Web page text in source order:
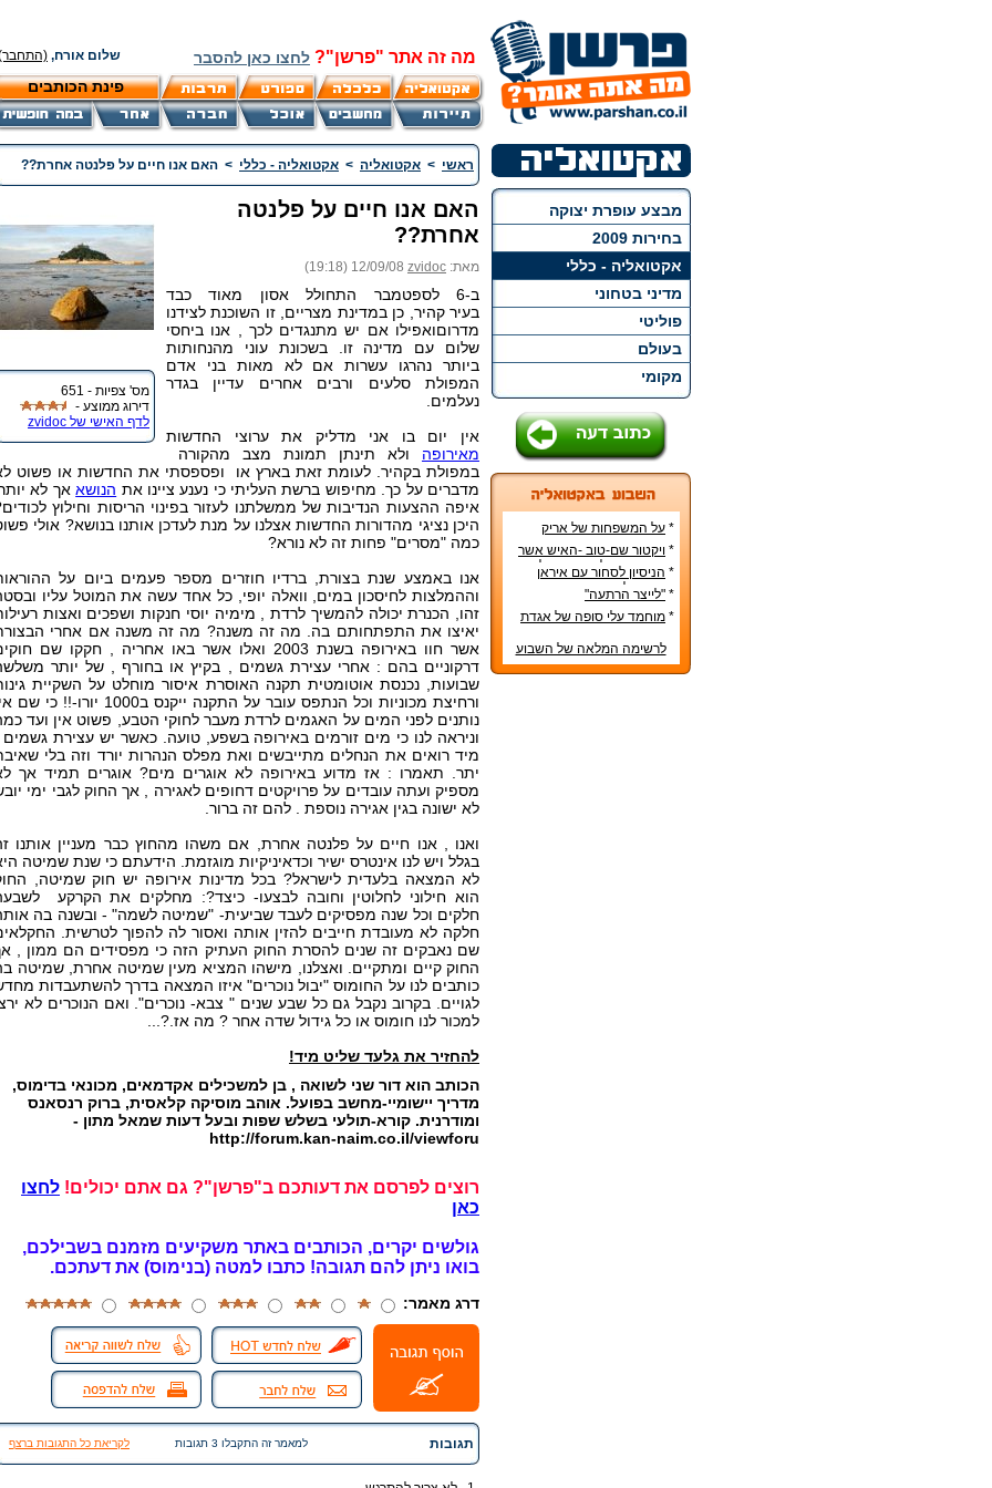
מה זה אתר "פרשן"? לחצו כאן להסבר שלום אורח,
פינת הכותבים
מבצע עופרת יצוקה
בחירות 2009
אקטואליה - כללי
מדיני בטחוני
פוליטי
בעולם
מקומי
* על המשפחות של אריק
איינשטיין ואורי זוהר
* ויקטור שם-טוב -האיש אשר
עיצב את מפלגת השמאל
מפ"ם
* הניסיון לסחור עם איראן
בדרכים לא-כשרות
* "לייצר הרתעה"
* מוחמד עלי סופה של אגדת
לרשימה המלאה של השבוע
ראשי > אקטואליה > אקטואליה - כללי > האם אנו חיים על פלנטה אחרת??
מס' צפיות - 651
דירוג ממוצע -
לדף האישי של zvidoc
האם אנו חיים על פלנטה
אחרת??
מאת: zvidoc
12/09/08 (19:18)
ב-6 לספטמבר התחולל אסון מאוד כבד
בעיר קהיר, כן במדינת מצריים, זו השוכנת לצידנו
מדרוםואפילו אם יש מתנגדים לכך , אנו ביחסי
שלום עם מדינה זו. בשכונת עוני מהנחותות
ביותר נהרגו עשרות אם לא מאות בני אדם
המפולת סלעים ורבים אחרים עדיין בגדר
נעלמים.
אין יום בו אני מדליק את ערוצי החדשות
מאירופה ולא תינתן תמונת מצב מהקורה
במפולת בקהיר. לעומת זאת בארץ או ופספסתי את החדשות או פשוט
מדברים על כך. מחיפוש ברשת העליתי כי נענע ציינו את הנושאאך לא
איפה ההצעות הנדיבות של ממשלתנו לעזור בפינוי הריסות וחילוץ
היכן נציגי מהדורות החדשות אצלנו על מנת לעדכן אותנו בנושא? אולי
כמה "מסרים" פחות זה לא נורא?
אנו באמצע שנת בצורת, ברדיו חוזרים מספר פעמים ביום על
וההמלצות לחיסכון במים, וואלה יופי, כל אחד עשה את המוטל עליו
זהו, הכנרת יכולה להמשיך לרדת , מימיה יוסי חנקות ושפכים ואצות
יאיצו את התפתחותם בה. מה זה משנה? מה זה משנה אם אחרי
אשר חוו באירופה בשנת 2003 ואלו אשר באו אחריה , חקקו שם
דרקוניים בהם : אחרי עצירת גשמים , בקיץ או בחורף , של יותר
שבועות, נכנסת אוטומטית תקנה האוסרת איסור מוחלט על השקיית
ורחיצת מכוניות וכל הנתפס עובר על התקנה ייקנס ב1000 יורו-!! כי
נותנים לפני המים על האגמים לרדת מעבר לחוקי הטבע, פשוט אין ועד
וניראה לנו כי מים זורמים באירופה בשפע, טועה. כאשר יש עצירת גשמים ,
מיד רואים את הנחלים מתייבשים ואת מפלס הנהרות יורד וזה בלי
יתר. תאמרו : אז מדוע באירופה לא אוגרים מים? אוגרים תמיד אך
מספיק ועתה עובדים על פרויקטים דחופים לאגירה , אך החוק לגבי ימי
לא ישונה בגין אגירה נוספת . להם זה ברור.
ואנו , אנו חיים על פלנטה אחרת, אם משהו מהחוץ כבר מעניין אותנו
בגלל ויש לנו אינטרס ישיר וכדאיניקיות מוגזמת. הידעתם כי שנת שמיטה
לא המצאה בלעדית לישראל? בכל מדינות אירופה יש חוק שמיטה,
הוא חילוני לחלוטין וחובה לבצעו- כיצד?: מחלקים את הקרקע
חלקים וכל שנה מפסיקים לעבד שביעית- "שמיטה לשמה" - ובשנה בה
חלקה לא מעובדת חייבים להזין אותה ואסור לה להפוך לטרשית.
שם נאבקים זה שנים להסרת החוק העתיק הזה כי מפסידים הם ממון ,
החוק קיים ומתקיים. ואצלנו, מישהו המציא מעין שמיטה אחרת, שמיטה
כותבים לנו על החומוס "יבול נוכרים" איזו המצאה בדרך להשתעבדות
לגויים. בקרוב נקבל גם כל שבע שנים " צבא- נוכרים". ואם הנוכרים לא
למכור לנו חומוס או כל גידול שדה אחר ? מה אז.?...
להחזיר את גלעד שליט מיד!
הכותב הוא דור שני לשואה , בן למשכילים אקדמאים, מכונאי בדימוס,
מדריך יישומיי-מחשב בפועל. אוהב מוסיקה קלאסית, ברוק רנסאנס
ומודרנית. קורא-תולעי בשלש שפות ובעל דעות שמאל מתון -
http://forum.kan-naim.co.il/viewforu
רוצים לפרסם את דעותכם ב"פרשן"? גם אתם יכולים! לחצו
כאן
גולשים יקרים, הכותבים באתר משקיעים מזמנם בשבילכם,
בואו ניתן להם תגובה! כתבו למטה (בנימוס) את דעתכם.
דרג מאמר:
תגובות למאמר זה התקבלו 3 תגובות לקריאת כל התגובות ברצף